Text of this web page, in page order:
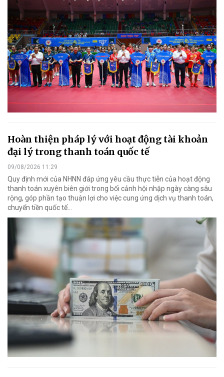
Hoàn thiện pháp lý với hoạt động tài khoản
đại lý trong thanh toán quốc tế
09/08/2026 11:29
Quy định mới của NHNN đáp ứng yêu cầu thực tiễn của hoạt động
thanh toán xuyên biên giới trong bối cảnh hội nhập ngày càng sâu
rộng, góp phần tạo thuận lợi cho việc cung ứng dịch vụ thanh toán,
chuyển tiền quốc tế...